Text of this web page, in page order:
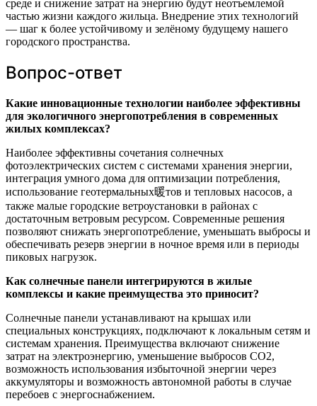
среде и снижение затрат на энергию будут неотъемлемой
частью жизни каждого жильца. Внедрение этих технологий
— шаг к более устойчивому и зелёному будущему нашего
городского пространства.
Вопрос-ответ
Какие инновационные технологии наиболее эффективны
для экологичного энергопотребления в современных
жилых комплексах?
Наиболее эффективны сочетания солнечных
фотоэлектрических систем с системами хранения энергии,
интеграция умного дома для оптимизации потребления,
использование геотермальных暖тов и тепловых насосов, а
также малые городские ветроустановки в районах с
достаточным ветровым ресурсом. Современные решения
позволяют снижать энергопотребление, уменьшать выбросы и
обеспечивать резерв энергии в ночное время или в периоды
пиковых нагрузок.
Как солнечные панели интегрируются в жилые
комплексы и какие преимущества это приносит?
Солнечные панели устанавливают на крышах или
специальных конструкциях, подключают к локальным сетям и
системам хранения. Преимущества включают снижение
затрат на электроэнергию, уменьшение выбросов CO2,
возможность использования избыточной энергии через
аккумуляторы и возможность автономной работы в случае
перебоев с энергоснабжением.